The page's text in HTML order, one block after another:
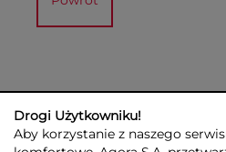
Drogi Użytkowniku!
Aby korzystanie z naszego